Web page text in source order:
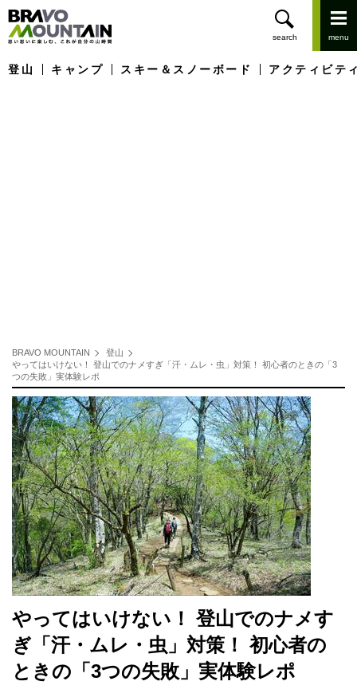
登山 キャンプ スキー＆スノーボード アクティビテ
BRAVO MOUNTAIN
登山
やってはいけない！ 登山でのナメすぎ「汗・ムレ・虫」対策！ 初心者のときの「3
つの失敗」実体験レポ
やってはいけない！ 登山でのナメす
ぎ「汗・ムレ・虫」対策！ 初心者の
ときの「3つの失敗」実体験レポ